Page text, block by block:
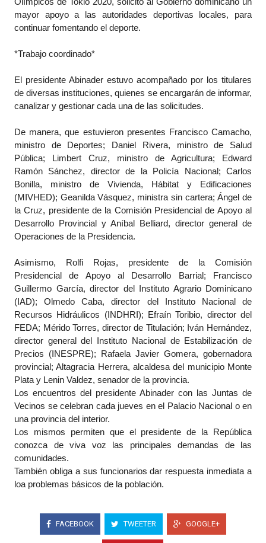
mayor apoyo a las autoridades deportivas locales, para
continuar fomentando el deporte.
*Trabajo coordinado*
El presidente Abinader estuvo acompañado por los titulares
de diversas instituciones, quienes se encargarán de informar,
canalizar y gestionar cada una de las solicitudes.
De manera, que estuvieron presentes Francisco Camacho,
ministro de Deportes; Daniel Rivera, ministro de Salud
Pública; Limbert Cruz, ministro de Agricultura; Edward
Ramón Sánchez, director de la Policía Nacional; Carlos
Bonilla, ministro de Vivienda, Hábitat y Edificaciones
(MIVHED); Geanilda Vásquez, ministra sin cartera; Ángel de
la Cruz, presidente de la Comisión Presidencial de Apoyo al
Desarrollo Provincial y Aníbal Belliard, director general de
Operaciones de la Presidencia.
Asimismo, Rolfi Rojas, presidente de la Comisión
Presidencial de Apoyo al Desarrollo Barrial; Francisco
Guillermo García, director del Instituto Agrario Dominicano
(IAD); Olmedo Caba, director del Instituto Nacional de
Recursos Hidráulicos (INDHRI); Efraín Toribio, director del
FEDA; Mérido Torres, director de Titulación; Iván Hernández,
director general del Instituto Nacional de Estabilización de
Precios (INESPRE); Rafaela Javier Gomera, gobernadora
provincial; Altagracia Herrera, alcaldesa del municipio Monte
Plata y Lenin Valdez, senador de la provincia.
Los encuentros del presidente Abinader con las Juntas de
Vecinos se celebran cada jueves en el Palacio Nacional o en
una provincia del interior.
Los mismos permiten que el presidente de la República
conozca de viva voz las principales demandas de las
comunidades.
También obliga a sus funcionarios dar respuesta inmediata a
loa problemas básicos de la población.
FACEBOOK TWEETER GOOGLE+